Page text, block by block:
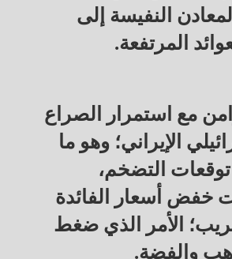
النفيسة إلى
المرتفعة.
مع استمرار الصراع
الإيراني؛ وهو ما
التضخم،
خفض أسعار الفائدة
الأمر الذي ضغط
والفضة.